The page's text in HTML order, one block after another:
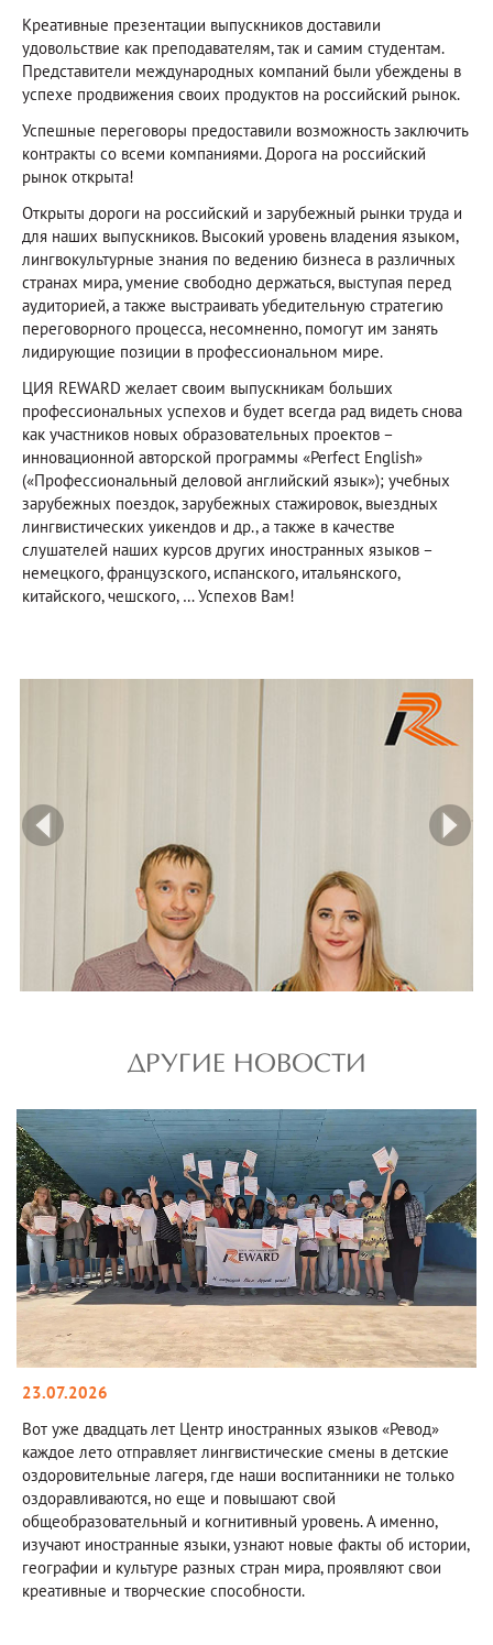
Креативные презентации выпускников доставили
удовольствие как преподавателям, так и самим студентам.
Представители международных компаний были убеждены в
успехе продвижения своих продуктов на российский рынок.
Успешные переговоры предоставили возможность заключить
контракты со всеми компаниями. Дорога на российский
рынок открыта!
Открыты дороги на российский и зарубежный рынки труда и
для наших выпускников. Высокий уровень владения языком,
лингвокультурные знания по ведению бизнеса в различных
странах мира, умение свободно держаться, выступая перед
аудиторией, а также выстраивать убедительную стратегию
переговорного процесса, несомненно, помогут им занять
лидирующие позиции в профессиональном мире.
ЦИЯ REWARD желает своим выпускникам больших
профессиональных успехов и будет всегда рад видеть снова
как участников новых образовательных проектов –
инновационной авторской программы «Perfect English»
(«Профессиональный деловой английский язык»); учебных
зарубежных поездок, зарубежных стажировок, выездных
лингвистических уикендов и др., а также в качестве
слушателей наших курсов других иностранных языков –
немецкого, французского, испанского, итальянского,
китайского, чешского, … Успехов Вам!
ДРУГИЕ НОВОСТИ
23.07.2026
Вот уже двадцать лет Центр иностранных языков «Ревод»
каждое лето отправляет лингвистические смены в детские
оздоровительные лагеря, где наши воспитанники не только
оздоравливаются, но еще и повышают свой
общеобразовательный и когнитивный уровень. А именно,
изучают иностранные языки, узнают новые факты об истории,
географии и культуре разных стран мира, проявляют свои
креативные и творческие способности.